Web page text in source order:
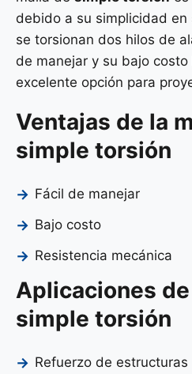
debido a su simplicidad en
se torsionan dos hilos de
de manejar y su bajo
excelente opción para
Ventajas de la
simple torsión
Fácil de manejar
Bajo costo
Resistencia mecánica
Aplicaciones
simple torsión
Refuerzo de estructuras